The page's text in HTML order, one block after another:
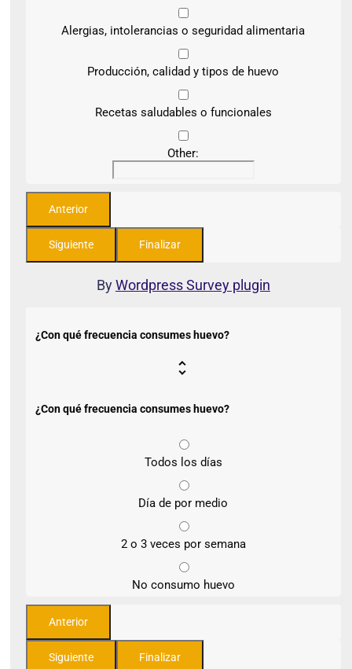
Alergias, intolerancias o seguridad alimentaria
Producción, calidad y tipos de huevo
Recetas saludables o funcionales
Other:
ByWordpress Survey plugin
¿Con qué frecuencia consumes huevo?
¿Con qué frecuencia consumes huevo?
Todos los días
Día de por medio
2 o 3 veces por semana
No consumo huevo